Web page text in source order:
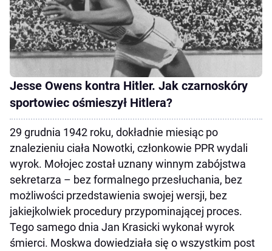
Jesse Owens kontra Hitler. Jak czarnoskóry
sportowiec ośmieszył Hitlera?
29 grudnia 1942 roku, dokładnie miesiąc po
znalezieniu ciała Nowotki, członkowie PPR wydali
wyrok. Mołojec został uznany winnym zabójstwa
sekretarza – bez formalnego przesłuchania, bez
możliwości przedstawienia swojej wersji, bez
jakiejkolwiek procedury przypominającej proces.
Tego samego dnia Jan Krasicki wykonał wyrok
śmierci. Moskwa dowiedziała się o wszystkim post